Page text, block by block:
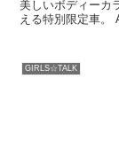
美しいボディーカ
える特別限定車。
GIRLS☆TALK